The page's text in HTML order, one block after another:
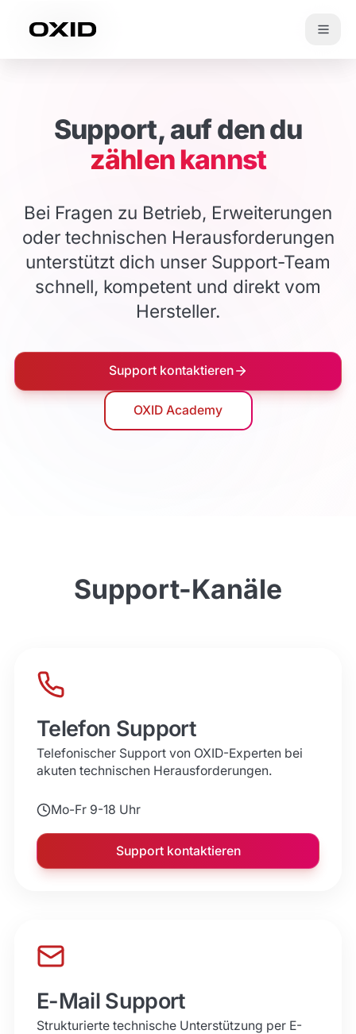
Support, auf den du
zählen kannst
Bei Fragen zu Betrieb, Erweiterungen
oder technischen Herausforderungen
unterstützt dich unser Support-Team
schnell, kompetent und direkt vom
Hersteller.
Support kontaktieren
OXID Academy
Support-Kanäle
Telefon Support
Telefonischer Support von OXID-Experten bei
akuten technischen Herausforderungen.
Mo-Fr 9-18 Uhr
Support kontaktieren
E-Mail Support
Strukturierte technische Unterstützung per E-